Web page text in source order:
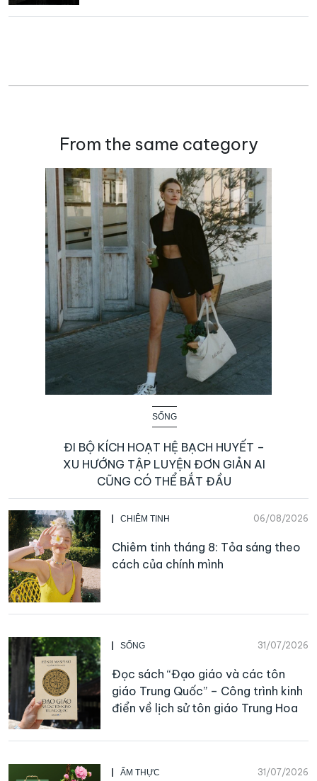
From the same category
SỐNG
ĐI BỘ KÍCH HOẠT HỆ BẠCH HUYẾT –
XU HƯỚNG TẬP LUYỆN ĐƠN GIẢN AI
CŨNG CÓ THỂ BẮT ĐẦU
CHIÊM TINH 06/08/2026
Chiêm tinh tháng 8: Tỏa sáng theo
cách của chính mình
SỐNG 31/07/2026
Đọc sách “Đạo giáo và các tôn
giáo Trung Quốc” – Công trình kinh
điển về lịch sử tôn giáo Trung Hoa
ẨM THỰC 31/07/2026